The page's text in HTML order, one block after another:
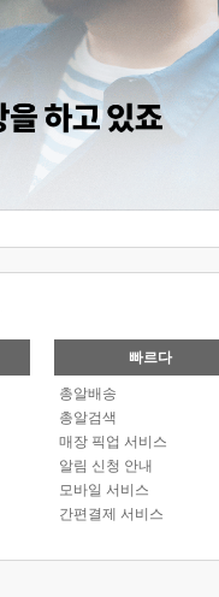
빠르다
총알배송
총알검색
매장 픽업 서비스
알림 신청 안내
모바일 서비스
간편결제 서비스